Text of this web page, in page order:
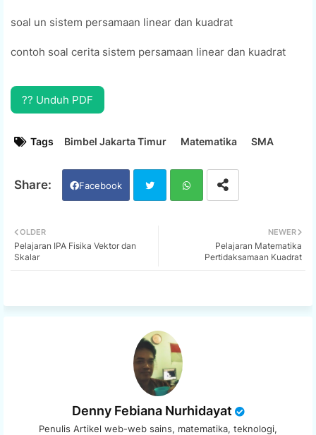
soal un sistem persamaan linear dan kuadrat
contoh soal cerita sistem persamaan linear dan kuadrat
?? Unduh PDF
Tags Bimbel Jakarta Timur Matematika SMA
Facebook
NEWER
Pelajaran Matematika
Pertidaksamaan Kuadrat
OLDER
Pelajaran IPA Fisika Vektor dan
Skalar
Denny Febiana Nurhidayat
Penulis Artikel web-web sains, matematika, teknologi,